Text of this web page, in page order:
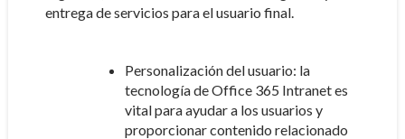
entrega de servicios para el usuario final.
Personalización del usuario: la
tecnología de Office 365 Intranet es
vital para ayudar a los usuarios y
proporcionar contenido relacionado